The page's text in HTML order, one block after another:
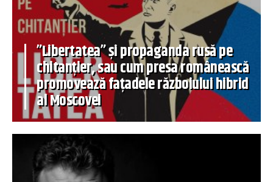
”Libertatea” și propaganda rusă pe
chitanțier, sau cum presa românească
promovează fațadele războiului hibrid
al Moscovei